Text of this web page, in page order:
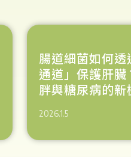
腸道細菌如何透
通道」保護肝臟
胖與糖尿病的新
2026.1.5